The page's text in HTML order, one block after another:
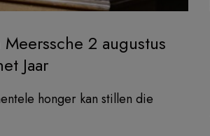
2 augustus
Jaar
honger kan stillen die